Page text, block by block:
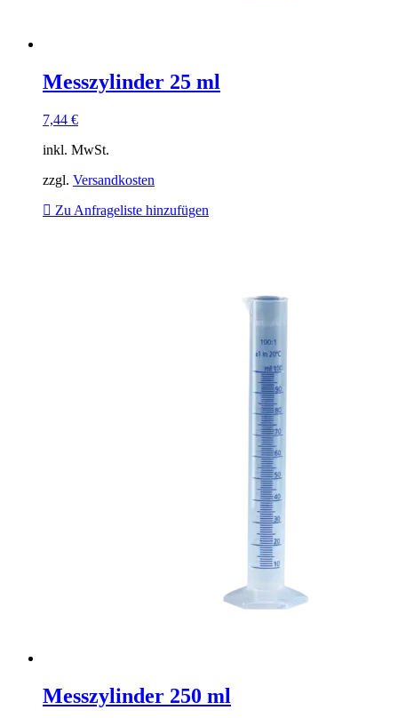
Messzylinder 25 ml
7,44 €
inkl. MwSt.
zzgl. Versandkosten
Zu Anfrageliste hinzufügen
Messzylinder 250 ml